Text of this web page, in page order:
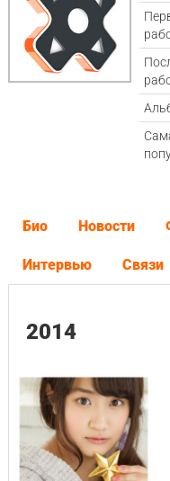
Био Новости
Интервью Связи
2014